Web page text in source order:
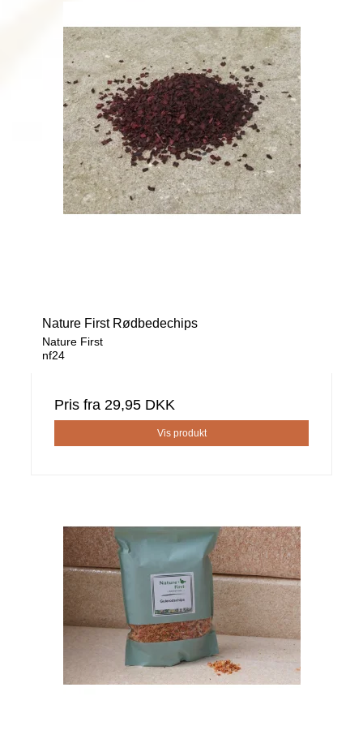
Nature First Rødbedechips
Nature First
nf24
Pris fra 29,95 DKK
Vis produkt